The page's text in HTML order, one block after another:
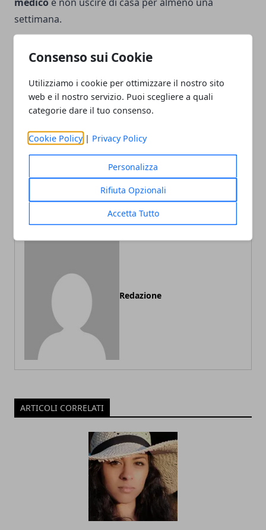
Consenso sui Cookie
Utilizziamo i cookie per ottimizzare il nostro sito
web e il nostro servizio. Puoi scegliere a quali
categorie dare il tuo consenso.
Cookie Policy | Privacy Policy
Personalizza
Rifiuta Opzionali
Accetta Tutto
settimana.
Facebook
TwitterWhatsapp
Sanremo 2018
prima serata e superospiti
Blu di metilene, arma
efficace contro la malaria
Redazione
ARTICOLI CORRELATI